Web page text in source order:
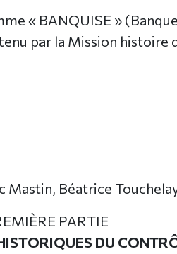
« BANQUISE »
par la Mission histoire
Mastin, Béatrice
PARTIE
DU